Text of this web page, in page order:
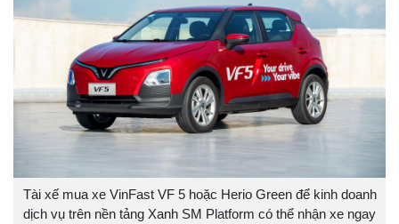
Tài xế mua xe VinFast VF 5 hoặc Herio Green để kinh doanh
dịch vụ trên nền tảng Xanh SM Platform có thể nhận xe ngay